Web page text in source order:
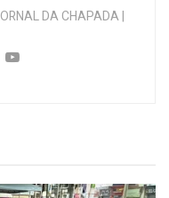
DA CHAPADA |